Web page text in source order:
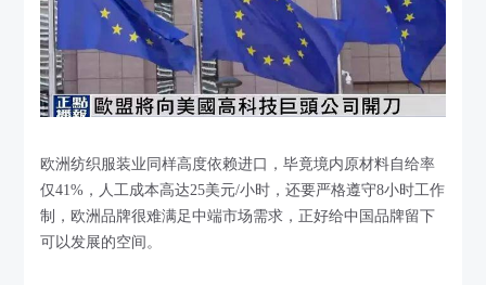
欧洲纺织服装业同样高度依赖进口，毕竟境内原材料自给率
仅41%，人工成本高达25美元/小时，还要严格遵守8小时工作
制，欧洲品牌很难满足中端市场需求，正好给中国品牌留下
可以发展的空间。